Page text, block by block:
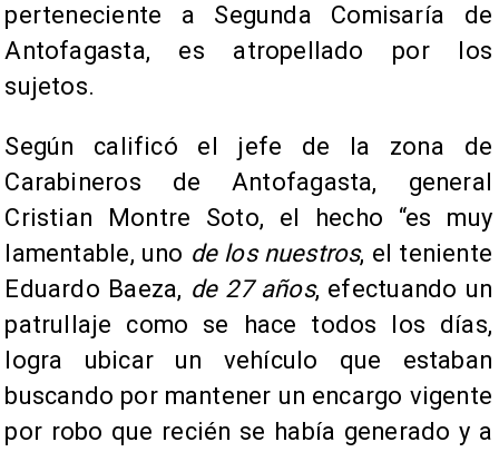
perteneciente a Segunda Comisaría de
Antofagasta, es atropellado por los
sujetos.
Según calificó el jefe de la zona de
Carabineros de Antofagasta, general
Cristian Montre Soto, el hecho “es muy
lamentable, uno de los nuestros, el teniente
Eduardo Baeza, de 27 años, efectuando un
patrullaje como se hace todos los días,
logra ubicar un vehículo que estaban
buscando por mantener un encargo vigente
por robo que recién se había generado y a